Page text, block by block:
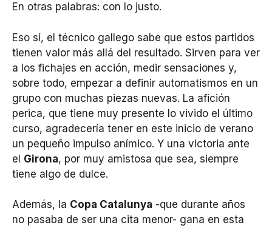
En otras palabras: con lo justo.
Eso sí, el técnico gallego sabe que estos partidos
tienen valor más allá del resultado. Sirven para ver
a los fichajes en acción, medir sensaciones y,
sobre todo, empezar a definir automatismos en un
grupo con muchas piezas nuevas. La afición
perica, que tiene muy presente lo vivido el último
curso, agradecería tener en este inicio de verano
un pequeño impulso anímico. Y una victoria ante
el Girona, por muy amistosa que sea, siempre
tiene algo de dulce.
Además, la Copa Catalunya -que durante años
no pasaba de ser una cita menor- gana en esta